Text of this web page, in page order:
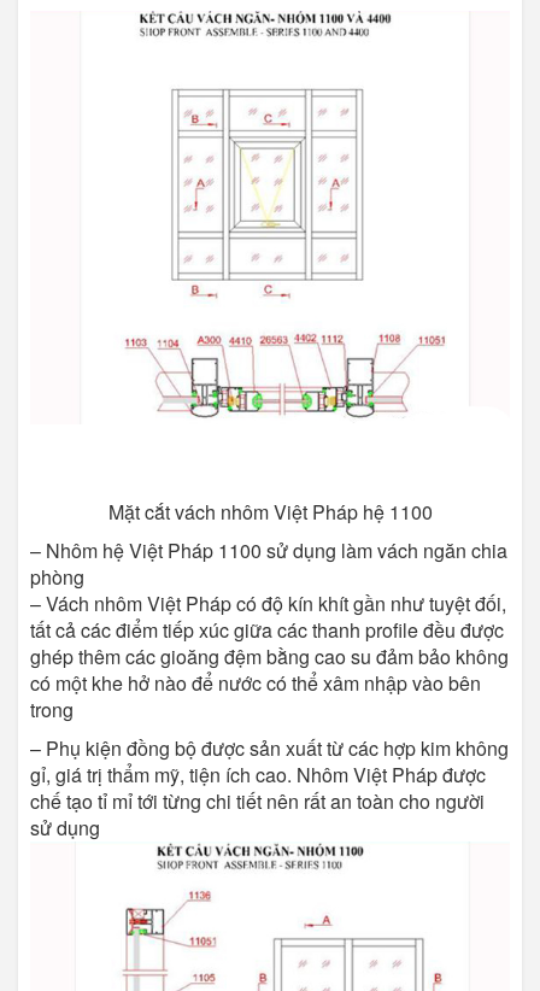
Mặt cắt vách nhôm Việt Pháp hệ 1100
– Nhôm hệ Việt Pháp 1100 sử dụng làm vách ngăn chia
phòng
– Vách nhôm Việt Pháp có độ kín khít gần như tuyệt đối,
tất cả các điểm tiếp xúc giữa các thanh profile đều được
ghép thêm các gioăng đệm bằng cao su đảm bảo không
có một khe hở nào để nước có thể xâm nhập vào bên
trong
– Phụ kiện đồng bộ được sản xuất từ các hợp kim không
gỉ, giá trị thẩm mỹ, tiện ích cao. Nhôm Việt Pháp được
chế tạo tỉ mỉ tới từng chi tiết nên rất an toàn cho người
sử dụng